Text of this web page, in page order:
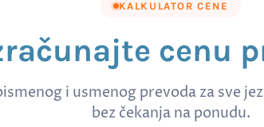
KALKULATOR CENE
cenu
i usmenog prevoda za sve
bez čekanja na ponudu.